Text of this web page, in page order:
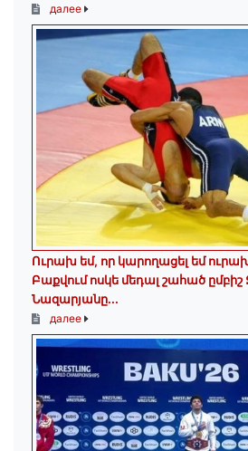
далее
Ուրախ եմ, որ կարողացել եմ
Բաքվում ոսկե մեդալ շահած
Նազարյանը...
далее